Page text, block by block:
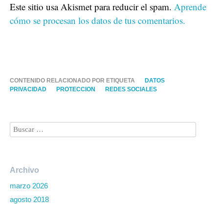
Este sitio usa Akismet para reducir el spam. Aprende
cómo se procesan los datos de tus comentarios.
CONTENIDO RELACIONADO POR ETIQUETA
DATOS
PRIVACIDAD
PROTECCION REDES SOCIALES
Archivo
marzo 2026
agosto 2018